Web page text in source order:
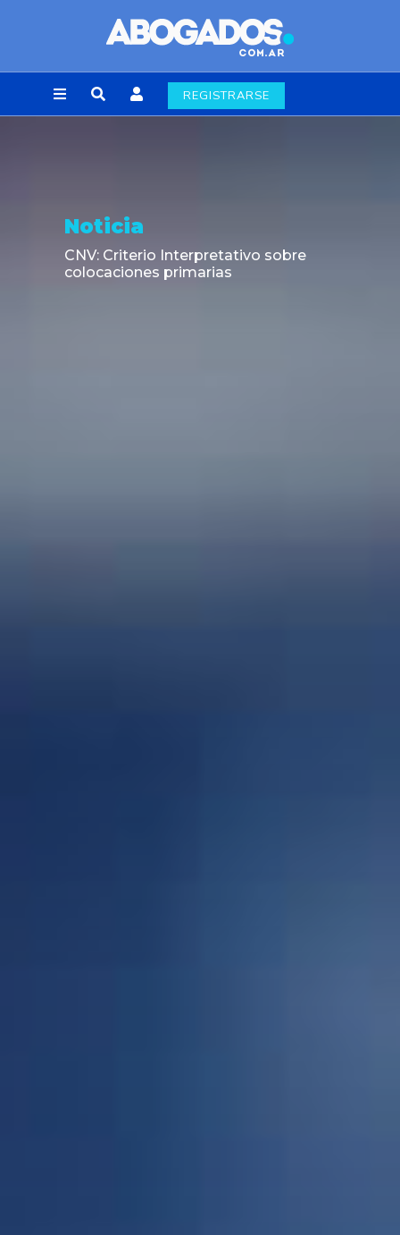
REGISTRARSE
Noticia
CNV: Criterio Interpretativo sobre
colocaciones primarias